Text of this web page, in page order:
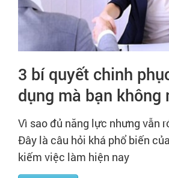
3 bí quyết chinh
dụng mà bạn không
Vì sao đủ năng lực nhưng vẫn
Đây là câu hỏi khá phổ biến
kiếm việc làm hiện nay